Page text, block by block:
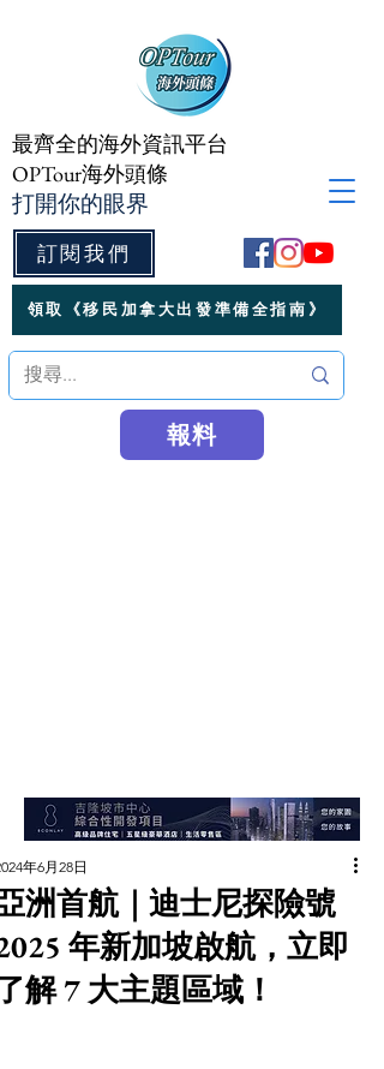
訂閱我們
最齊全的海外資訊平台
OPTour海外頭條
打開你的眼界
領取《移民加拿大出發準備全指南》
報料
洲首航｜迪士尼探險號
年新加坡啟航，立即
解 7 大主題區域！
年6月28日